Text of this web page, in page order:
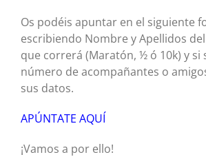
Os podéis apuntar en el siguiente
escribiendo Nombre y Apellidos
que correrá (Maratón, ½ ó 10k) y si
número de acompañantes o
sus datos.
APÚNTATE AQUÍ
¡Vamos a por ello!